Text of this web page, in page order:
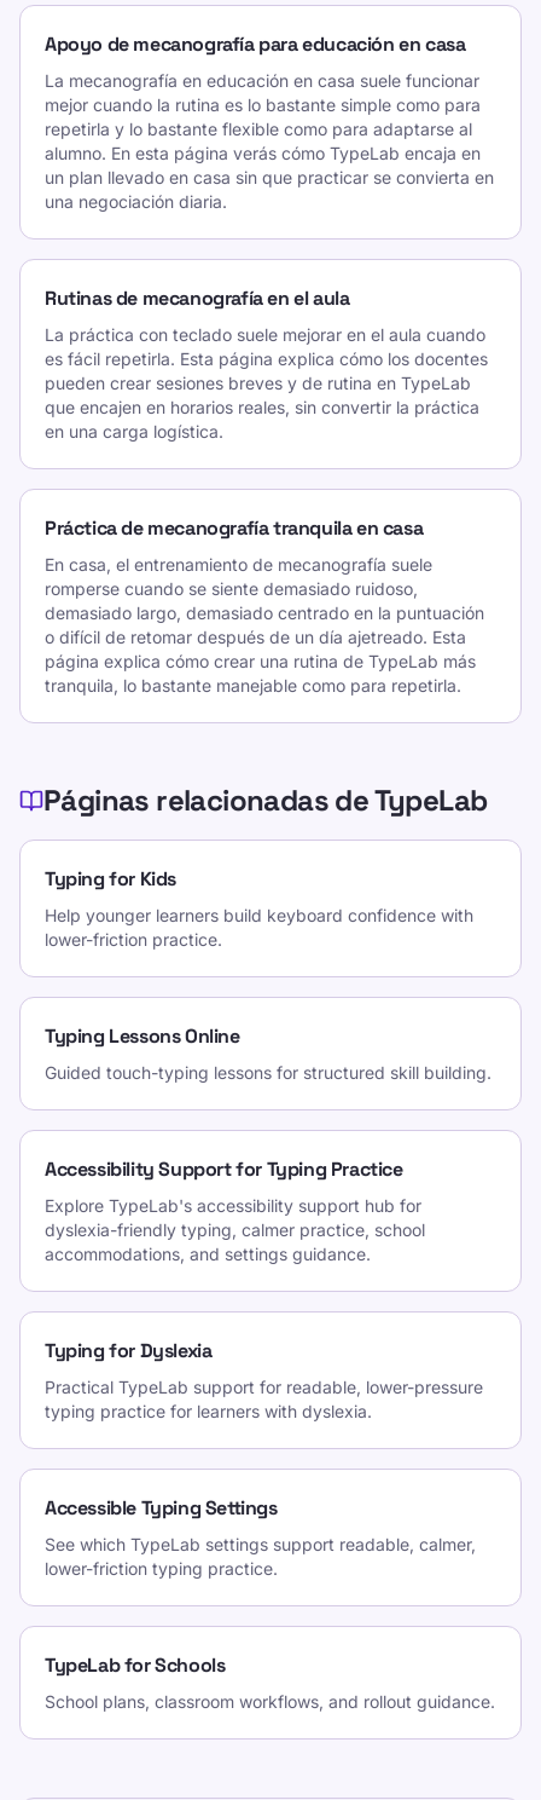
Apoyo de mecanografía para educación en casa
La mecanografía en educación en casa suele funcionar
mejor cuando la rutina es lo bastante simple como para
repetirla y lo bastante flexible como para adaptarse al
alumno. En esta página verás cómo TypeLab encaja en
un plan llevado en casa sin que practicar se convierta en
una negociación diaria.
Rutinas de mecanografía en el aula
La práctica con teclado suele mejorar en el aula cuando
es fácil repetirla. Esta página explica cómo los docentes
pueden crear sesiones breves y de rutina en TypeLab
que encajen en horarios reales, sin convertir la práctica
en una carga logística.
Práctica de mecanografía tranquila en casa
En casa, el entrenamiento de mecanografía suele
romperse cuando se siente demasiado ruidoso,
demasiado largo, demasiado centrado en la puntuación
o difícil de retomar después de un día ajetreado. Esta
página explica cómo crear una rutina de TypeLab más
tranquila, lo bastante manejable como para repetirla.
Páginas relacionadas de TypeLab
Typing for Kids
Help younger learners build keyboard confidence with
lower-friction practice.
Typing Lessons Online
Guided touch-typing lessons for structured skill building.
Accessibility Support for Typing Practice
Explore TypeLab's accessibility support hub for
dyslexia-friendly typing, calmer practice, school
accommodations, and settings guidance.
Typing for Dyslexia
Practical TypeLab support for readable, lower-pressure
typing practice for learners with dyslexia.
Accessible Typing Settings
See which TypeLab settings support readable, calmer,
lower-friction typing practice.
TypeLab for Schools
School plans, classroom workflows, and rollout guidance.